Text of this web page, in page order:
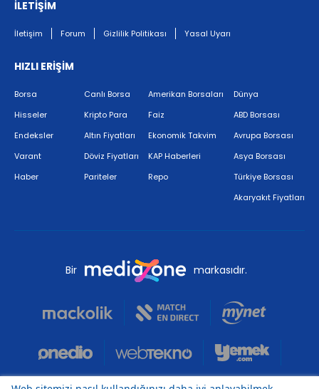
İLETİŞİM
İletişim Forum Gizlilik Politikası Yasal Uyarı
HIZLI ERİŞİM
Borsa
Hisseler
Endeksler
Varant
Haber
Canlı Borsa
Kripto Para
Altın Fiyatları
Döviz Fiyatları
Pariteler
Amerikan Borsaları
Faiz
Ekonomik Takvim
KAP Haberleri
Repo
Dünya
ABD Borsası
Avrupa Borsası
Asya Borsası
Türkiye Borsası
Akaryakıt Fiyatları
Bir markasıdır.